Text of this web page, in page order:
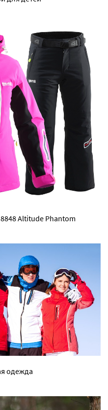
Altitude Phantom
одежда